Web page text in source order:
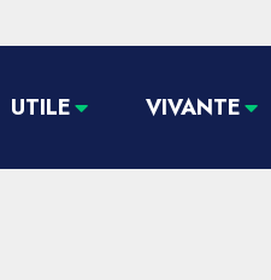
UTILE VIVANTE